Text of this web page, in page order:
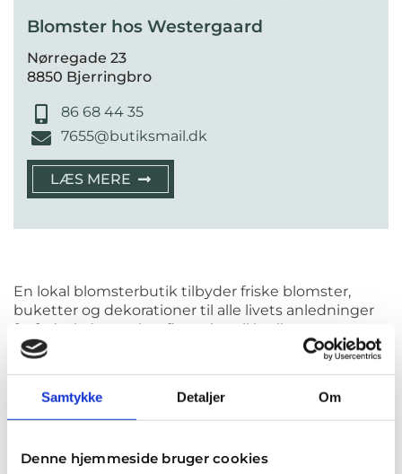
Samtykke Detaljer Om
Denne hjemmeside bruger cookies
Blomster hos Westergaard
Nørregade 23
8850 Bjerringbro
86 68 44 35
7655@butiksmail.dk
LÆS MERE
En lokal blomsterbutik tilbyder friske blomster,
buketter og dekorationer til alle livets anledninger
fra fødselsdag og konfirmation til bryllup og
begravelse. Hos en blomsterbutik i Ulstrup får du
får leveret direkte til døren.
blomsterbutikker i Ulstrup, der er en del af Floristen